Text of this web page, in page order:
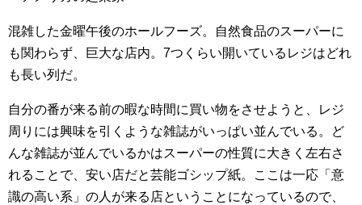
混雑した金曜午後のホールフーズ。自然食品のスーパーに
も関わらず、巨大な店内。7つくらい開いているレジはどれ
も長い列だ。
自分の番が来る前の暇な時間に買い物をさせようと、レジ
周りには興味を引くような雑誌がいっぱい並んでいる。ど
んな雑誌が並んでいるかはスーパーの性質に大きく左右さ
れることで、安い店だと芸能ゴシップ紙。ここは一応「意
識の高い系」の人が来る店ということになっているので、